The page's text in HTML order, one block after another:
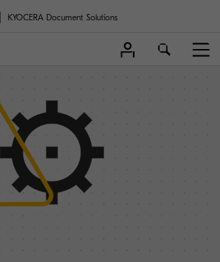
KYOCERA Document Solutions